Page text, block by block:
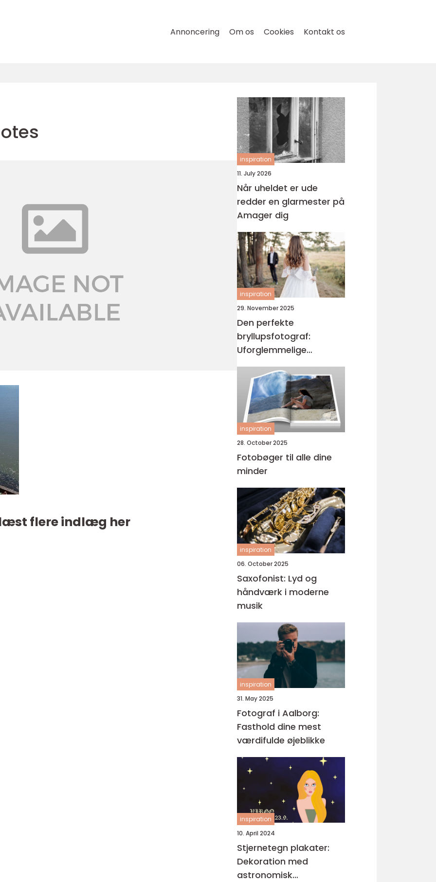
Annoncering Om os Cookies Kontakt os
flere indlæg her
inspiration
11. July 2026
Når uheldet er ude
redder en glarmester på
Amager dig
inspiration
29. November 2025
Den perfekte
bryllupsfotograf:
Uforglemmelige
øjeblikke
inspiration
28. October 2025
Fotobøger til alle dine
minder
inspiration
06. October 2025
Saxofonist: Lyd og
håndværk i moderne
musik
inspiration
31. May 2025
Fotograf i Aalborg:
Fasthold dine mest
værdifulde øjeblikke
inspiration
10. April 2024
Stjernetegn plakater:
Dekoration med
astronomisk